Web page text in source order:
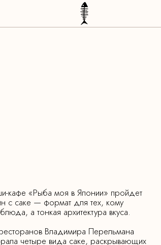
кафе «Рыба моя в Японии» пройдет
с саке — формат для тех, кому
а тонкая архитектура вкуса.
Владимира Перельмана
четыре вида саке, раскрывающих